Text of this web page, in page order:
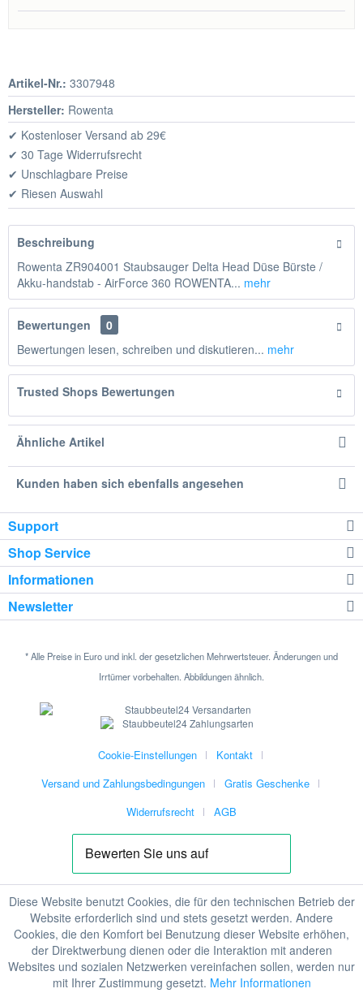
Artikel-Nr.: 3307948
Hersteller: Rowenta
✔ Kostenloser Versand ab 29€
✔ 30 Tage Widerrufsrecht
✔ Unschlagbare Preise
✔ Riesen Auswahl
Beschreibung
Rowenta ZR904001 Staubsauger Delta Head Düse Bürste /
Akku-handstab - AirForce 360 ROWENTA... mehr
Bewertungen
0
Bewertungen lesen, schreiben und diskutieren... mehr
Trusted Shops Bewertungen
Ähnliche Artikel
Kunden haben sich ebenfalls angesehen
Support
Shop Service
Informationen
Newsletter
* Alle Preise in Euro und inkl. der gesetzlichen Mehrwertsteuer. Änderungen und
Irrtümer vorbehalten. Abbildungen ähnlich.
Cookie-Einstellungen
Kontakt
Versand und Zahlungsbedingungen
Gratis Geschenke
Widerrufsrecht
AGB
Diese Website benutzt Cookies, die für den technischen Betrieb der
Website erforderlich sind und stets gesetzt werden. Andere
Cookies, die den Komfort bei Benutzung dieser Website erhöhen,
der Direktwerbung dienen oder die Interaktion mit anderen
Websites und sozialen Netzwerken vereinfachen sollen, werden nur
mit Ihrer Zustimmung gesetzt. Mehr Informationen